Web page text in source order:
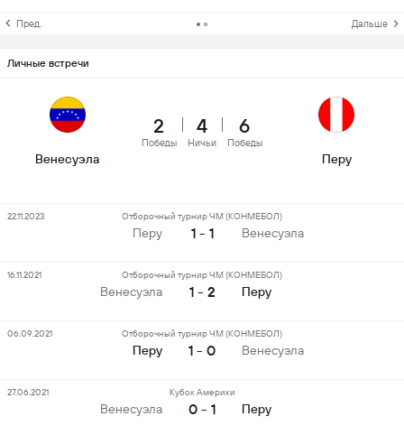
Пред. Дальше
Личные встречи
Венесуэла
2
Победы
4
Ничьи
6
Победы
Перу
Перу
Отборочный турнир ЧМ (КОНМЕБОЛ)
1 - 1 Венесуэла
22.11.2023
Венесуэла
Отборочный турнир ЧМ (КОНМЕБОЛ)
1 - 2 Перу
16.11.2021
Перу
Отборочный турнир ЧМ (КОНМЕБОЛ)
1 - 0 Венесуэла
06.09.2021
Венесуэла
Кубок Америки
0 - 1 Перу
27.06.2021